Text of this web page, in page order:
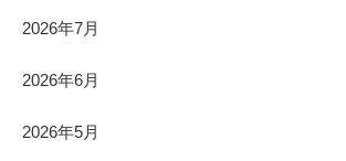
2026年7月
2026年6月
2026年5月